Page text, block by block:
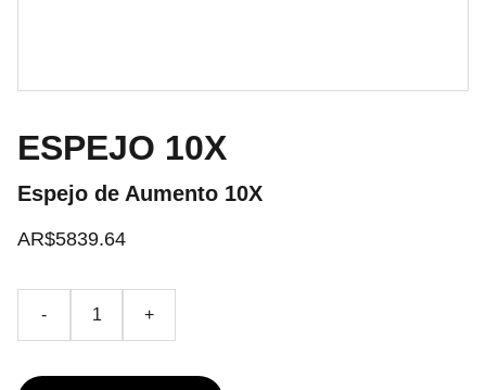
ESPEJO 10X
Espejo de Aumento 10X
AR$5839.64
- +